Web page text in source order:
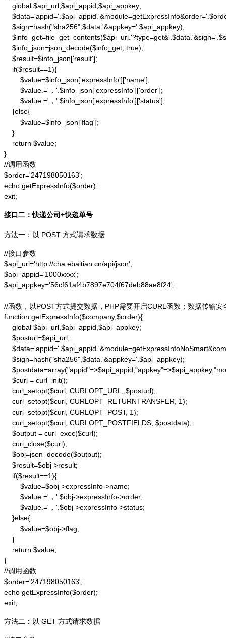
    global $api_url,$api_appid,$api_appkey;
    $sign=hash("sha256",$data.'&appkey='.$api_appkey);
    $info_json=json_decode($info_get, true);
    $result=$info_json['result'];
    if($result==1){
        $value=$info_json['expressInfo']['name'];
        $value.='，'.$info_json['expressInfo']['order'];
        $value.='，'.$info_json['expressInfo']['status'];
    }else{
        $value=$info_json['flag'];
    }
    return $value;
}
//调用函数
$order='247198050163';
echo getExpressInfo($order);
exit;
接口二：快递公司+快递单号
方法一：以 POST 方式请求数据
//接口参数
$api_url='http://cha.ebaitian.cn/api/json';
$api_appid='1000xxxx';
$api_appkey='56cf61af4b7897e704f67deb88ae8f24';
//函数，以POST方式提交数据，PHP需要开启CURL函数；数据传输安
function getExpressInfo($company,$order){
    global $api_url,$api_appid,$api_appkey;
    $posturl=$api_url;
    $sign=hash("sha256",$data.'&appkey='.$api_appkey);
    $curl = curl_init();
    curl_setopt($curl, CURLOPT_URL, $posturl);
    curl_setopt($curl, CURLOPT_RETURNTRANSFER, 1);
    curl_setopt($curl, CURLOPT_POST, 1);
    curl_setopt($curl, CURLOPT_POSTFIELDS, $postdata);
    $output = curl_exec($curl);
    curl_close($curl);
    $obj=json_decode($output);
    $result=$obj->result;
    if($result==1){
        $value=$obj->expressInfo->name;
        $value.='，'.$obj->expressInfo->order;
        $value.='，'.$obj->expressInfo->status;
    }else{
        $value=$obj->flag;
    }
    return $value;
}
//调用函数
$order='247198050163';
echo getExpressInfo($order);
exit;
方法二：以 GET 方式请求数据